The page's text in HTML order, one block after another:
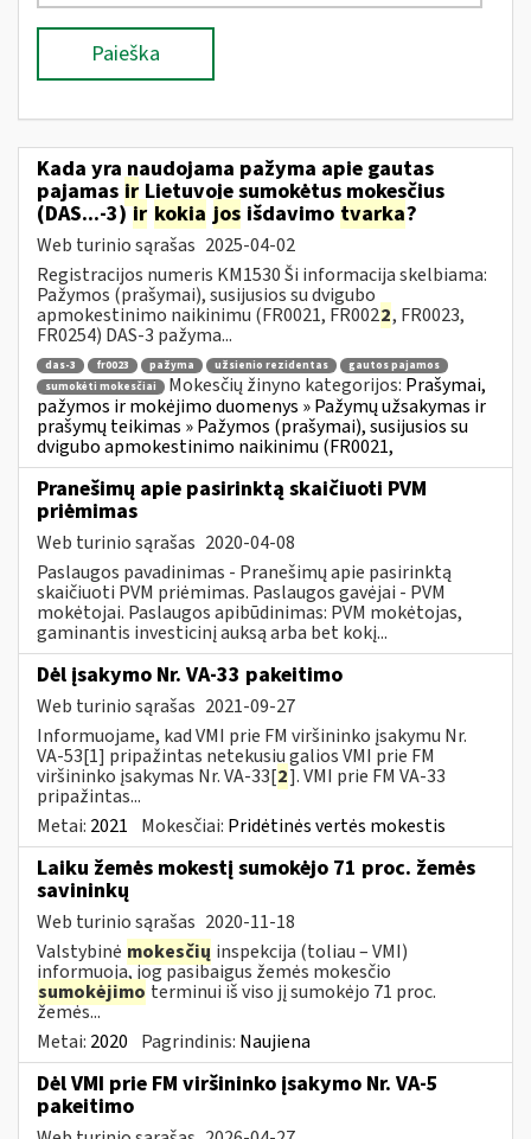
Paieška
Kada yra naudojama pažyma apie gautas
pajamas ir Lietuvoje sumokėtus mokesčius
(DAS...-3)ir kokia jos išdavimo tvarka?
Web turinio sąrašas 2025-04-02
Registracijos numeris KM1530 Ši informacija skelbiama:
Pažymos (prašymai), susijusios su dvigubo
apmokestinimo naikinimu (FR0021, FR0022, FR0023,
FR0254) DAS-3 pažyma...
das-3 fr0023 pažyma užsienio rezidentas
gautos pajamos
sumokėti mokesčiai
Mokesčių žinyno kategorijos: Prašymai,
pažymos ir mokėjimo duomenys » Pažymų užsakymas ir
prašymų teikimas » Pažymos (prašymai), susijusios su
dvigubo apmokestinimo naikinimu (FR0021,
Pranešimų apie pasirinktą skaičiuoti PVM
priėmimas
Web turinio sąrašas 2020-04-08
Paslaugos pavadinimas - Pranešimų apie pasirinktą
skaičiuoti PVM priėmimas. Paslaugos gavėjai - PVM
mokėtojai. Paslaugos apibūdinimas: PVM mokėtojas,
gaminantis investicinį auksą arba bet kokį...
Dėl įsakymo Nr. VA-33 pakeitimo
Web turinio sąrašas 2021-09-27
Informuojame, kad VMI prie FM viršininko įsakymu Nr.
VA-53[1] pripažintas netekusiu galios VMI prie FM
viršininko įsakymas Nr. VA-33[2]. VMI prie FM VA-33
pripažintas...
Metai: 2021 Mokesčiai: Pridėtinės vertės mokestis
Laiku žemės mokestį sumokėjo 71 proc. žemės
savininkų
Web turinio sąrašas 2020-11-18
Valstybinė mokesčių inspekcija (toliau – VMI)
informuoja, jog pasibaigus žemės mokesčio
sumokėjimo terminui iš viso jį sumokėjo 71 proc.
žemės...
Metai: 2020 Pagrindinis: Naujiena
Dėl VMI prie FM viršininko įsakymo Nr. VA-5
pakeitimo